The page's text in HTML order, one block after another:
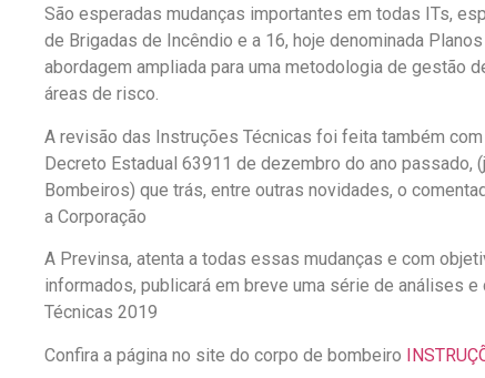
São esperadas mudanças importantes em todas ITs,
de Brigadas de Incêndio e a 16, hoje denominada
abordagem ampliada para uma metodologia de gestão
áreas de risco.
A revisão das Instruções Técnicas foi feita também
Decreto Estadual 63911 de dezembro do ano
Bombeiros) que trás, entre outras novidades, o
a Corporação
A Previnsa, atenta a todas essas mudanças e com
informados, publicará em breve uma série de análises
Técnicas 2019
Confira a página no site do corpo de bombeiro